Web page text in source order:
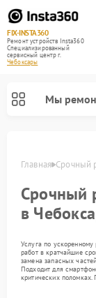
FIX-INSTA360
Ремонт устройств Insta360
Специализированный
cервисный центр г.
Чебоксары
Мы
Главная Срочный
Срочный
в
Услуга по
работ в кратчайшие
замена запасных
Подходит для
критических поломках.